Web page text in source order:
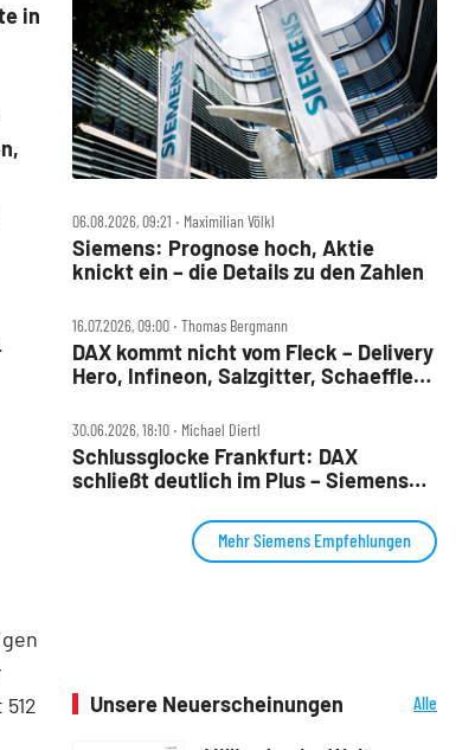
in
06.08.2026, 09:21 ‧ Maximilian Völkl
Siemens: Prognose hoch, Aktie
knickt ein – die Details zu den Zahlen
16.07.2026, 09:00 ‧ Thomas Bergmann
DAX kommt nicht vom Fleck – Delivery
Hero, Infineon, Salzgitter, Schaeffler,
30.06.2026, 18:10 ‧ Michael Diertl
Schlussglocke Frankfurt: DAX
schließt deutlich im Plus – Siemens
Mehr Siemens Empfehlungen
Unsere Neuerscheinungen
Alle